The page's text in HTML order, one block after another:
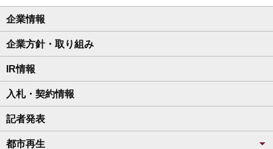
企業情報
企業方針・取り組み
IR情報
入札・契約情報
記者発表
都市再生